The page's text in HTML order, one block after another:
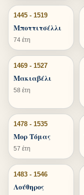
1445 - 1519
Μποττιτσέλλι
74 έτη
1469 - 1527
Μακιαβέλι
58 έτη
1478 - 1535
Μορ Τόμας
57 έτη
1483 - 1546
Λούθηρος